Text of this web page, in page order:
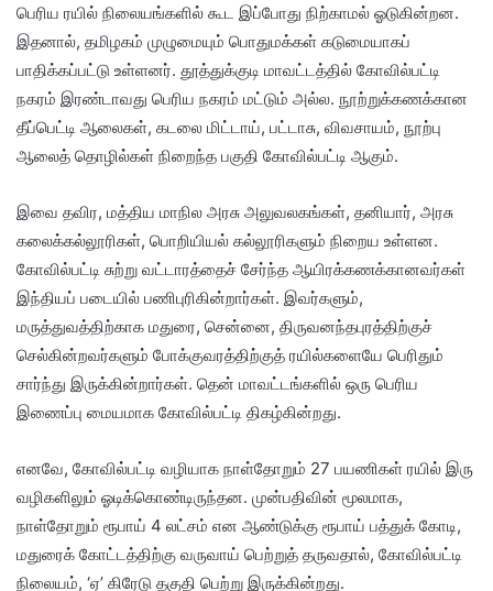
பெரிய ரயில் நிலையங்களில் கூட இப்போது நிற்காமல் ஓடுகின்றன.
இதனால், தமிழகம் முழுமையும் பொதுமக்கள் கடுமையாகப்
பாதிக்கப்பட்டு உள்ளனர். தூத்துக்குடி மாவட்டத்தில் கோவில்பட்டி
நகரம் இரண்டாவது பெரிய நகரம் மட்டும் அல்ல. நூற்றுக்கணக்கான
தீப்பெட்டி ஆலைகள், கடலை மிட்டாய், பட்டாசு, விவசாயம், நூற்பு
ஆலைத் தொழில்கள் நிறைந்த பகுதி கோவில்பட்டி ஆகும்.
இவை தவிர, மத்திய மாநில அரசு அலுவலகங்கள், தனியார், அரசு
கலைக்கல்லூரிகள், பொறியியல் கல்லூரிகளும் நிறைய உள்ளன.
கோவில்பட்டி சுற்று வட்டாரத்தைச் சேர்ந்த ஆயிரக்கணக்கானவர்கள்
இந்தியப் படையில் பணிபுரிகின்றார்கள். இவர்களும்,
மருத்துவத்திற்காக மதுரை, சென்னை, திருவனந்தபுரத்திற்குச்
செல்கின்றவர்களும் போக்குவரத்திற்குத் ரயில்களையே பெரிதும்
சார்ந்து இருக்கின்றார்கள். தென் மாவட்டங்களில் ஒரு பெரிய
இணைப்பு மையமாக கோவில்பட்டி திகழ்கின்றது.
எனவே, கோவில்பட்டி வழியாக நாள்தோறும் 27 பயணிகள் ரயில் இரு
வழிகளிலும் ஓடிக்கொண்டிருந்தன. முன்பதிவின் மூலமாக,
நாள்தோறும் ரூபாய் 4 லட்சம் என ஆண்டுக்கு ரூபாய் பத்துக் கோடி,
மதுரைக் கோட்டத்திற்கு வருவாய் பெற்றுத் தருவதால், கோவில்பட்டி
நிலையம், ‘ஏ’ கிரேடு தகுதி பெற்று இருக்கின்றது.